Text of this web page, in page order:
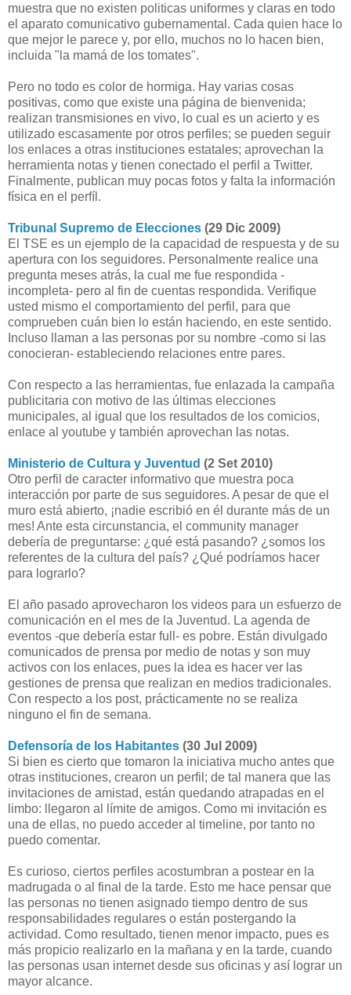
muestra que no existen politicas uniformes y claras en todo
el aparato comunicativo gubernamental. Cada quien hace lo
que mejor le parece y, por ello, muchos no lo hacen bien,
incluida "la mamá de los tomates".
Pero no todo es color de hormiga. Hay varias cosas
positivas, como que existe una página de bienvenida;
realizan transmisiones en vivo, lo cual es un acierto y es
utilizado escasamente por otros perfiles; se pueden seguir
los enlaces a otras instituciones estatales; aprovechan la
herramienta notas y tienen conectado el perfil a Twitter.
Finalmente, publican muy pocas fotos y falta la información
física en el perfíl.
Tribunal Supremo de Elecciones (29 Dic 2009)
El TSE es un ejemplo de la capacidad de respuesta y de su
apertura con los seguidores. Personalmente realice una
pregunta meses atrás, la cual me fue respondida -
incompleta- pero al fin de cuentas respondida. Verifique
usted mismo el comportamiento del perfil, para que
comprueben cuán bien lo están haciendo, en este sentido.
Incluso llaman a las personas por su nombre -como si las
conocieran- estableciendo relaciones entre pares.
Con respecto a las herramientas, fue enlazada la campaña
publicitaria con motivo de las últimas elecciones
municipales, al igual que los resultados de los comicios,
enlace al youtube y también aprovechan las notas.
Ministerio de Cultura y Juventud (2 Set 2010)
Otro perfil de caracter informativo que muestra poca
interacción por parte de sus seguidores. A pesar de que el
muro está abierto, ¡nadie escribió en él durante más de un
mes! Ante esta circunstancia, el community manager
debería de preguntarse: ¿qué está pasando? ¿somos los
referentes de la cultura del país? ¿Qué podríamos hacer
para lograrlo?
El año pasado aprovecharon los videos para un esfuerzo de
comunicación en el mes de la Juventud. La agenda de
eventos -que debería estar full- es pobre. Están divulgado
comunicados de prensa por medio de notas y son muy
activos con los enlaces, pues la idea es hacer ver las
gestiones de prensa que realizan en medios tradicionales.
Con respecto a los post, prácticamente no se realiza
ninguno el fin de semana.
Defensoría de los Habitantes (30 Jul 2009)
Si bien es cierto que tomaron la iniciativa mucho antes que
otras instituciones, crearon un perfil; de tal manera que las
invitaciones de amistad, están quedando atrapadas en el
limbo: llegaron al límite de amigos. Como mi invitación es
una de ellas, no puedo acceder al timeline, por tanto no
puedo comentar.
Es curioso, ciertos perfiles acostumbran a postear en la
madrugada o al final de la tarde. Esto me hace pensar que
las personas no tienen asignado tiempo dentro de sus
responsabilidades regulares o están postergando la
actividad. Como resultado, tienen menor impacto, pues es
más propicio realizarlo en la mañana y en la tarde, cuando
las personas usan internet desde sus oficinas y así lograr un
mayor alcance.